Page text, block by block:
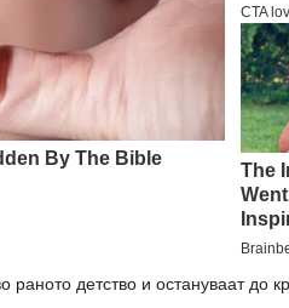
детство и остануваат до